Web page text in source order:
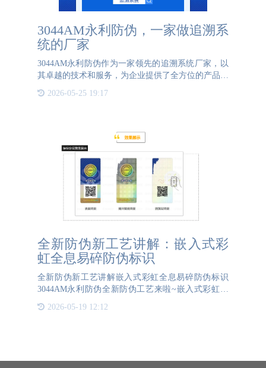
3044AM永利防伪，一家做追溯系
统的厂家
3044AM永利防伪作为一家领先的追溯系统厂家，以
其卓越的技术和服务，为企业提供了全方位的产品追
溯解决方案。该系统通过扫描产品包装上的追溯码，
实现了从原材料采购到生产、加工、包装、运输和销
2026-05-25 19:17
全新防伪新工艺讲解：嵌入式彩
虹全息易碎防伪标识
全新防伪新工艺讲解嵌入式彩虹全息易碎防伪标识
3044AM永利防伪全新防伪工艺来啦~嵌入式彩虹全
揭开前激光信息不显现，只有在揭开后，剥落层及揭
2026-05-19 12:12